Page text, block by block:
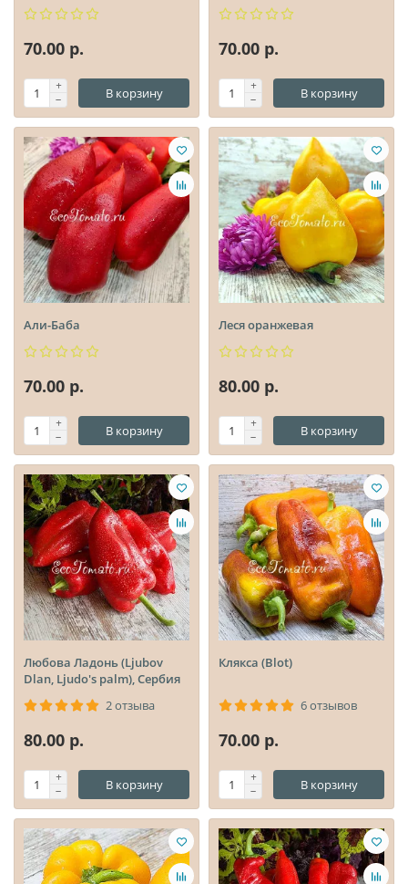
70.00 р.
В корзину
70.00 р.
В корзину
Али-Баба
70.00 р.
В корзину
Леся оранжевая
80.00 р.
В корзину
Любова Ладонь (Ljubov
Dlan, Ljudo's palm), Сербия
2 отзыва
80.00 р.
В корзину
Клякса (Blot)
6 отзывов
70.00 р.
В корзину